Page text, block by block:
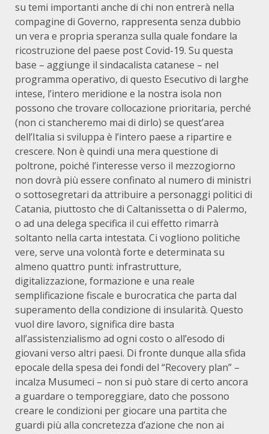
su temi importanti anche di chi non entrerà nella
compagine di Governo, rappresenta senza dubbio
un vera e propria speranza sulla quale fondare la
ricostruzione del paese post Covid-19. Su questa
base – aggiunge il sindacalista catanese – nel
programma operativo, di questo Esecutivo di larghe
intese, l’intero meridione e la nostra isola non
possono che trovare collocazione prioritaria, perché
(non ci stancheremo mai di dirlo) se quest’area
dell’Italia si sviluppa è l’intero paese a ripartire e
crescere. Non è quindi una mera questione di
poltrone, poiché l’interesse verso il mezzogiorno
non dovrà più essere confinato al numero di ministri
o sottosegretari da attribuire a personaggi politici di
Catania, piuttosto che di Caltanissetta o di Palermo,
o ad una delega specifica il cui effetto rimarrà
soltanto nella carta intestata. Ci vogliono politiche
vere, serve una volontà forte e determinata su
almeno quattro punti: infrastrutture,
digitalizzazione, formazione e una reale
semplificazione fiscale e burocratica che parta dal
superamento della condizione di insularità. Questo
vuol dire lavoro, significa dire basta
all’assistenzialismo ad ogni costo o all’esodo di
giovani verso altri paesi. Di fronte dunque alla sfida
epocale della spesa dei fondi del “Recovery plan” –
incalza Musumeci – non si può stare di certo ancora
a guardare o temporeggiare, dato che possono
creare le condizioni per giocare una partita che
guardi più alla concretezza d’azione che non ai